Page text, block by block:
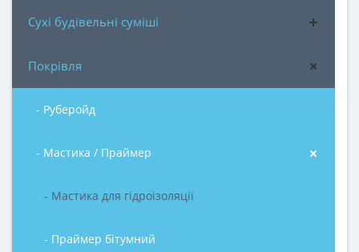
Сухі будівельні суміші
Покрівля
- Руберойд
- Мастика / Праймер
- Мастика для гідроізоляції
- Праймер бітумний